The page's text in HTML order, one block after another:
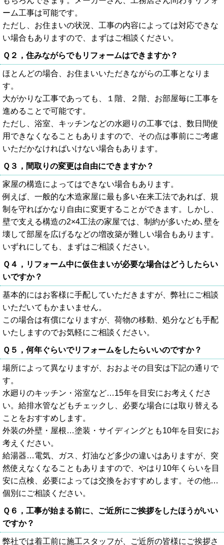
ーム工事は可能です。
ただし、お住まいの状況、工事の内容によっては対応できな
い場合もありますので、まずはご相談ください。
Ｑ２，住みながらでもリフォームはできますか？
ほとんどの場合、お住まいいただきながらの工事となりま
す。
大がかりな工事であっても、１階、２階、お部屋毎に工事を
進めることで可能です。
ただし、浴室、キッチンなどの水廻りの工事では、数日間使
用できなくなることもありますので、その点は事前にご考慮
いただかなければいけない場合もあります。
Ｑ３，間取りの変更は自由にできますか？
家屋の構造によってはできない場合もあります。
例えば、一般的な木造家屋に最も多い在来工法であれば、規
制を守ればかなり自由に変更することができます。しかし、
壁で支える構造の2×4工法の家屋では、制約が多いため､壁を
壊して部屋を広げるなどの増改築が難しい場合もあります。
いずれにしても、まずはご相談ください。
Ｑ４，リフォーム中に仮住まいが必要な場合はどうしたらい
いですか？
基本的にはお客様に手配していただきますが、弊社にご相談
いただいてもかまいません。
この場合は有償になりますが、荷物の移動、処分なども手配
いたしますのでお気軽にご相談ください。
Ｑ５，何年ぐらいでリフォームをしたらいいのですか？
場所によって異なりますが、おおよその目安は下記の通りで
す。
水廻りのキッチン・浴室など…15年を目安にお考えくださ
い。給排水管などもチェックし、必要な場合には取り替える
ことをおすすめします。
外装の外壁・屋根…塗装・サイディングとも10年を目安にお
考えください。
給湯器…電気、ガス、灯油など多少の違いはありますが、突
然使えなくなることもありますので、やはり10年くらいを目
安に点検、必要によっては交換をおすすめします。その他…
個別にご相談ください。
Ｑ６，工事が始まる前に、ご近所にご挨拶をしたほうがいい
ですか？
弊社では着工前に施工スタッフが、ご近所の皆様にご挨拶さ